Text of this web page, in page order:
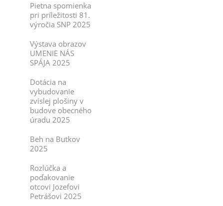
Pietna spomienka
pri príležitosti 81.
výročia SNP 2025
Výstava obrazov
UMENIE NÁS
SPÁJA 2025
Dotácia na
vybudovanie
zvislej plošiny v
budove obecného
úradu 2025
Beh na Butkov
2025
Rozlúčka a
poďakovanie
otcovi Jozefovi
Petrášovi 2025